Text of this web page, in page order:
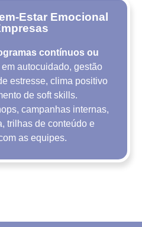
Estar Emocional
contínuos ou
autocuidado, gestão
estresse, clima positivo
de soft skills.
campanhas internas,
trilhas de conteúdo e
as equipes.